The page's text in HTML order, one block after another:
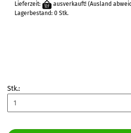
Lieferzeit:
ausverkauft! (Ausland
Lagerbestand: 0 Stk.
Stk.: